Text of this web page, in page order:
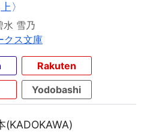
〉
水 雪乃
クス文庫
Rakuten
Yodobashi
(KADOKAWA)